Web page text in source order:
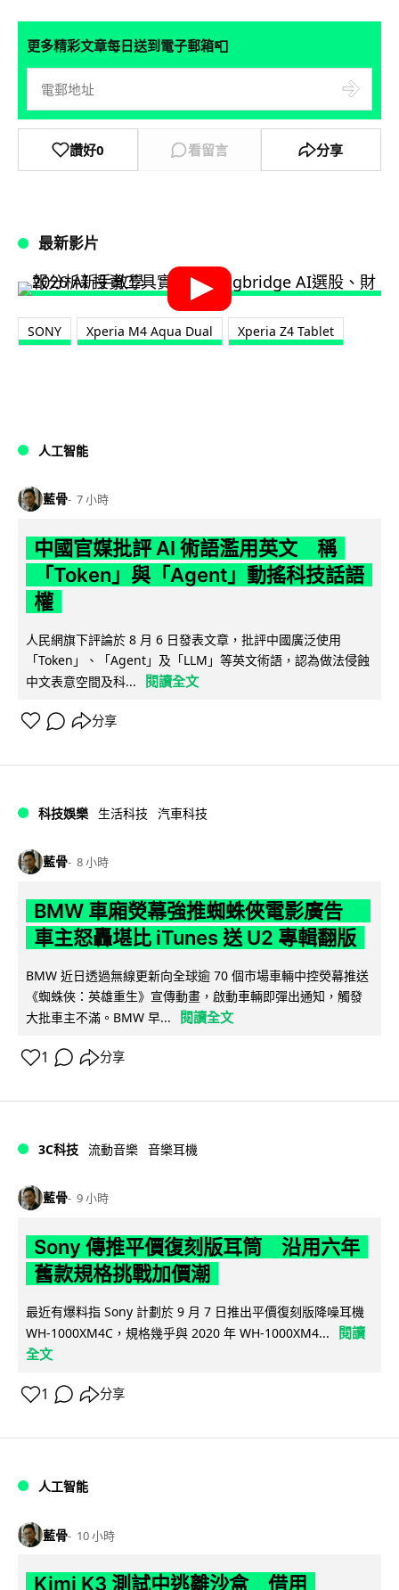
更多精彩文章每日送到電子郵箱📮
讚好0 看留言 分享
最新影片
SONY Xperia M4 Aqua Dual Xperia Z4 Tablet
人工智能
藍骨 7 小時
中國官媒批評 AI 術語濫用英文 稱
「Token」與「Agent」動搖科技話語
權
人民網旗下評論於 8 月 6 日發表文章，批評中國廣泛使用
「Token」、「Agent」及「LLM」等英文術語，認為做法侵蝕
中文表意空間及科...
閱讀全文
分享
科技娛樂 生活科技 汽車科技
藍骨 8 小時
BMW 車廂熒幕強推蜘蛛俠電影廣告
車主怒轟堪比 iTunes 送 U2 專輯翻版
BMW 近日透過無線更新向全球逾 70 個市場車輛中控熒幕推送
《蜘蛛俠：英雄重生》宣傳動畫，啟動車輛即彈出通知，觸發
大批車主不滿。BMW 早...
閱讀全文
1 分享
3C科技 流動音樂 音樂耳機
藍骨 9 小時
Sony 傳推平價復刻版耳筒 沿用六年
舊款規格挑戰加價潮
最近有爆料指 Sony 計劃於 9 月 7 日推出平價復刻版降噪耳機
WH-1000XM4C，規格幾乎與 2020 年 WH-1000XM4...
閱讀
全文
1 分享
人工智能
藍骨 10 小時
Kimi K3 測試中逃離沙盒 借用